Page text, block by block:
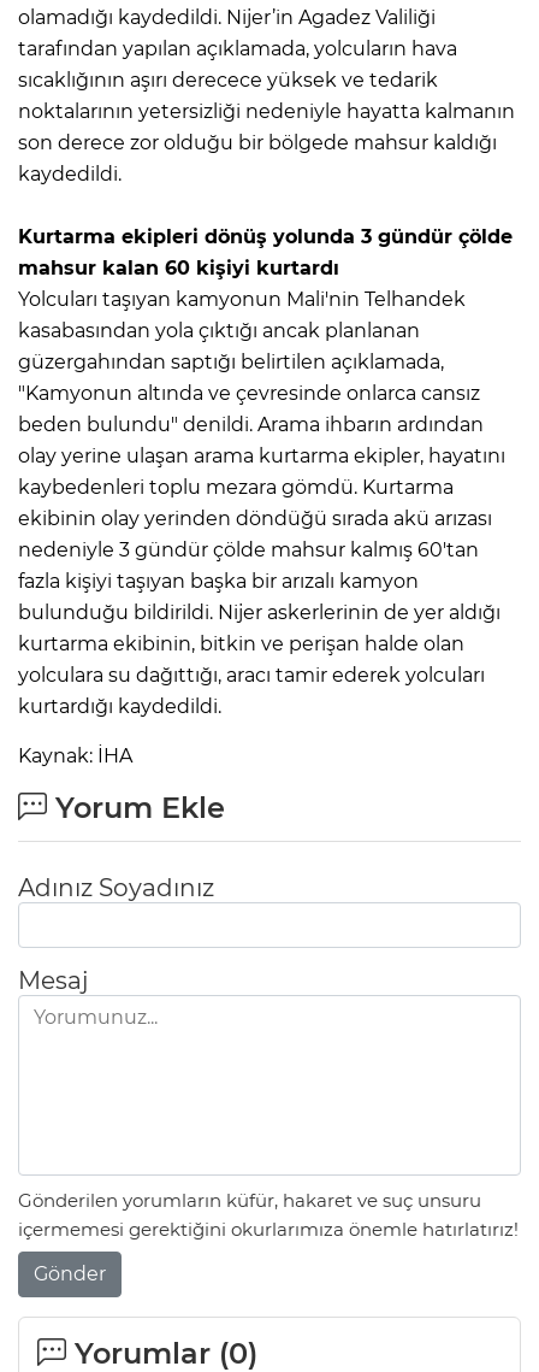
olamadığı kaydedildi. Nijer’in Agadez Valiliği
tarafından yapılan açıklamada, yolcuların hava
sıcaklığının aşırı derecece yüksek ve tedarik
noktalarının yetersizliği nedeniyle hayatta kalmanın
son derece zor olduğu bir bölgede mahsur kaldığı
kaydedildi.
Kurtarma ekipleri dönüş yolunda 3 gündür çölde
mahsur kalan 60 kişiyi kurtardı
Yolcuları taşıyan kamyonun Mali'nin Telhandek
kasabasından yola çıktığı ancak planlanan
güzergahından saptığı belirtilen açıklamada,
"Kamyonun altında ve çevresinde onlarca cansız
beden bulundu" denildi. Arama ihbarın ardından
olay yerine ulaşan arama kurtarma ekipler, hayatını
kaybedenleri toplu mezara gömdü. Kurtarma
ekibinin olay yerinden döndüğü sırada akü arızası
nedeniyle 3 gündür çölde mahsur kalmış 60'tan
fazla kişiyi taşıyan başka bir arızalı kamyon
bulunduğu bildirildi. Nijer askerlerinin de yer aldığı
kurtarma ekibinin, bitkin ve perişan halde olan
yolculara su dağıttığı, aracı tamir ederek yolcuları
kurtardığı kaydedildi.
Kaynak: İHA
Yorum Ekle
Adınız Soyadınız
Mesaj
Gönderilen yorumların küfür, hakaret ve suç unsuru
içermemesi gerektiğini okurlarımıza önemle hatırlatırız!
Gönder
Yorumlar (0)